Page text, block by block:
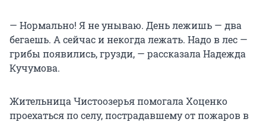
— Нормально! Я не унываю. День лежишь — два
бегаешь. А сейчас и некогда лежать. Надо в лес —
грибы появились, грузди, — рассказала Надежда
Кучумова.
Жительница Чистоозерья помогала Хоценко
проехаться по селу, пострадавшему от пожаров в